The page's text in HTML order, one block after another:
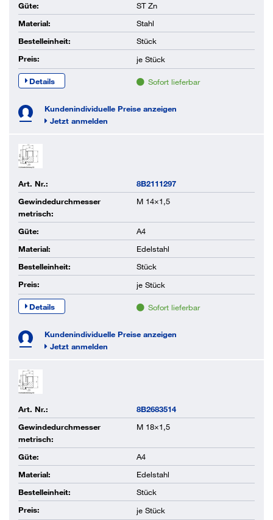
Güte:
ST Zn
Material:
Stahl
Bestelleinheit:
Stück
Preis:
je Stück
Details Sofort lieferbar
Kundenindividuelle Preise anzeigen
Jetzt anmelden
Art. Nr.:
8B2111297
Gewindedurchmesser
metrisch:
M 14×1,5
Güte:
A4
Material:
Edelstahl
Bestelleinheit:
Stück
Preis:
je Stück
Details Sofort lieferbar
Kundenindividuelle Preise anzeigen
Jetzt anmelden
Art. Nr.:
8B2683514
Gewindedurchmesser
metrisch:
M 18×1,5
Güte:
A4
Material:
Edelstahl
Bestelleinheit:
Stück
Preis:
je Stück